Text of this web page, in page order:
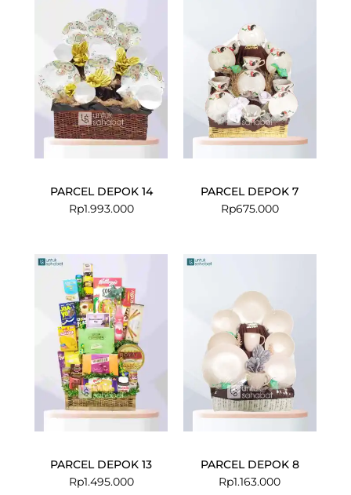
PARCEL DEPOK 14
Rp1.993.000
PARCEL DEPOK 7
Rp675.000
PARCEL DEPOK 13
Rp1.495.000
PARCEL DEPOK 8
Rp1.163.000